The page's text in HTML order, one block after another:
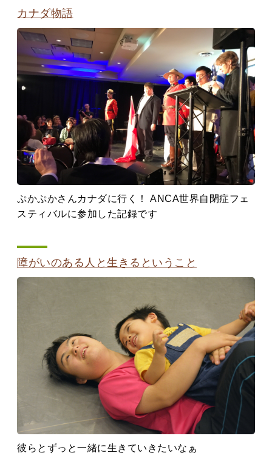
カナダ物語
ぷかぷかさんカナダに行く！ ANCA世界自閉症フェ
スティバルに参加した記録です
障がいのある人と生きるということ
彼らとずっと一緒に生きていきたいなぁ